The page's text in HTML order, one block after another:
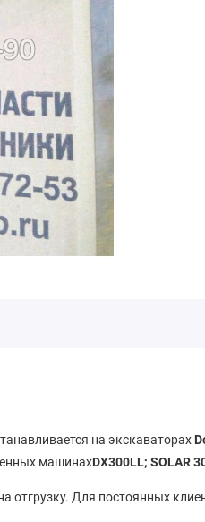
на экскаваторах
машинахDX300LL; SOLAR
Для постоянных